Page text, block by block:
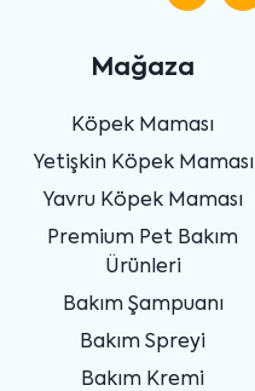
Mağaza
Köpek Maması
Yetişkin Köpek Maması
Yavru Köpek Maması
Premium Pet Bakım
Ürünleri
Bakım Şampuanı
Bakım Spreyi
Bakım Kremi